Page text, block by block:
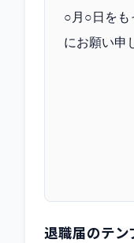
○月○日をも
にお願い申
退職届のテン